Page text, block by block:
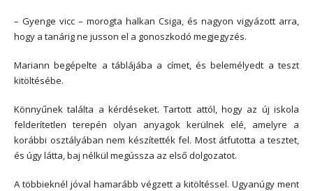
– Gyenge vicc – morogta halkan Csiga, és nagyon vigyázott arra,
hogy a tanárig ne jusson el a gonoszkodó megjegyzés.
Mariann begépelte a táblájába a címet, és belemélyedt a teszt
kitöltésébe.
Könnyűnek találta a kérdéseket. Tartott attól, hogy az új iskola
felderítetlen terepén olyan anyagok kerülnek elé, amelyre a
korábbi osztályában nem készítették fel. Most átfutotta a tesztet,
és úgy látta, baj nélkül megússza az első dolgozatot.
A többieknél jóval hamarább végzett a kitöltéssel. Ugyanúgy ment